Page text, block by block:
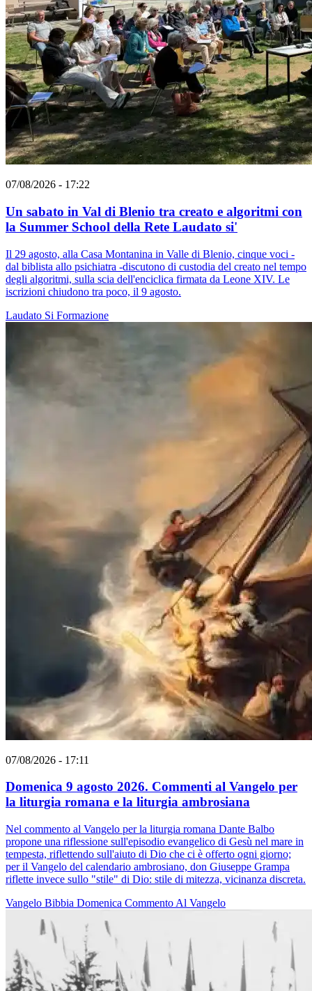
07/08/2026 - 17:22
Un sabato in Val di Blenio tra creato e algoritmi con
la Summer School della Rete Laudato si'
Il 29 agosto, alla Casa Montanina in Valle di Blenio, cinque voci -
dal biblista allo psichiatra -discutono di custodia del creato nel tempo
degli algoritmi, sulla scia dell'enciclica firmata da Leone XIV. Le
iscrizioni chiudono tra poco, il 9 agosto.
Laudato Si Formazione
07/08/2026 - 17:11
Domenica 9 agosto 2026. Commenti al Vangelo per
la liturgia romana e la liturgia ambrosiana
Nel commento al Vangelo per la liturgia romana Dante Balbo
propone una riflessione sull'episodio evangelico di Gesù nel mare in
tempesta, riflettendo sull'aiuto di Dio che ci è offerto ogni giorno;
per il Vangelo del calendario ambrosiano, don Giuseppe Grampa
riflette invece sullo "stile" di Dio: stile di mitezza, vicinanza discreta.
Vangelo Bibbia Domenica Commento Al Vangelo